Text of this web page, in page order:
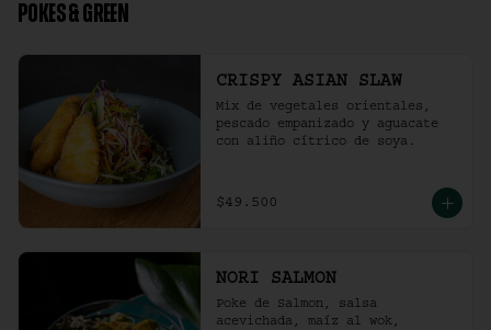
POKES & GREEN
CRISPY ASIAN SLAW
Mix de vegetales orientales,
pescado empanizado y aguacate
con aliño cítrico de soya.
$49.500
NORI SALMON
Poke de Salmon, salsa
acevichada, maíz al wok,